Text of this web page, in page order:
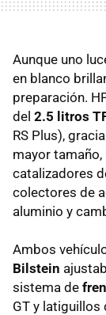
Aunque uno
en blanco
preparación.
del 2.5 litros
RS Plus),
mayor tamaño,
catalizadores
colectores de
aluminio y
Ambos
Bilstein
sistema de
GT y latiguillos